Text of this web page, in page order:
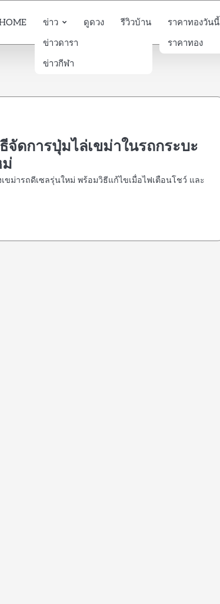
ข่าว
ข่าวดารา
ข่าวกีฬา
ดูดวง รีวิวบ้าน
ราคาทองวันนี้
ราคาทอง
จัดการปุ่มไล่เขม่าในรถกระบะ
ม่
ขม่ารถดีเซลรุ่นใหม่ พร้อมวิธีแก้ไขเมื่อไฟเตือนโชว์ และ